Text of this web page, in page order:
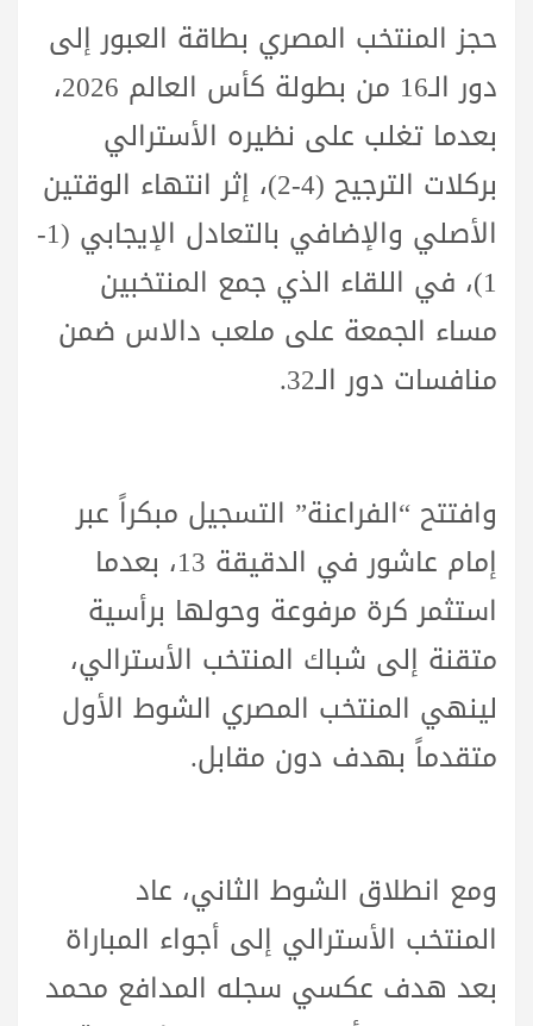
حجز المنتخب المصري بطاقة العبور إلى
دور الـ16 من بطولة كأس العالم 2026،
بعدما تغلب على نظيره الأسترالي
بركلات الترجيح (4-2)، إثر انتهاء الوقتين
الأصلي والإضافي بالتعادل الإيجابي (1-
1)، في اللقاء الذي جمع المنتخبين
مساء الجمعة على ملعب دالاس ضمن
منافسات دور الـ32.
وافتتح “الفراعنة” التسجيل مبكراً عبر
إمام عاشور في الدقيقة 13، بعدما
استثمر كرة مرفوعة وحولها برأسية
متقنة إلى شباك المنتخب الأسترالي،
لينهي المنتخب المصري الشوط الأول
متقدماً بهدف دون مقابل.
ومع انطلاق الشوط الثاني، عاد
المنتخب الأسترالي إلى أجواء المباراة
بعد هدف عكسي سجله المدافع محمد